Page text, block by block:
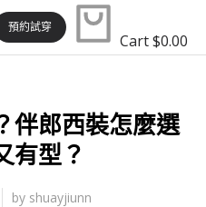
預約試穿
Cart$0.00
伴郎西裝怎麼選
有型？
byshuayjiunn